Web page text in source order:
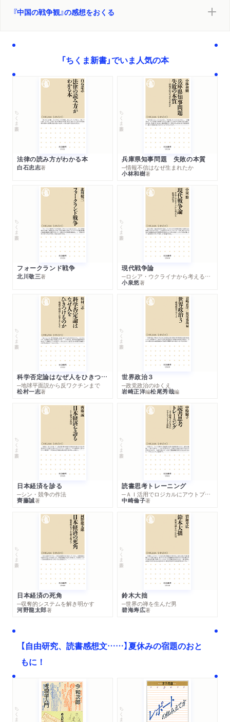
中国国民党と中国共産党／徴兵制をめぐる議論／民兵制をめぐ
軍権統一問題と満洲事変／孫文の平和論の問題点／国際社会へ
の期待と失望／「政権は銃口から生まれる」／国共内戦と長征／
兵役・軍事訓練とジェンダー／新生活運動と日本モデル／中華
３ 日中戦争とその影響
華北分離工作と国共内戦の停止／「平和」を掲げた開戦／日中戦
争の展開／重慶国民政府の徴兵政策／徴兵忌避の要因／第二次
世界大戦と中国／徴兵制の理念と現実／日中戦争中の中国共産
党／戦後に向けた動き／日中戦争がもたらしたもの第四章 東
第四章 東西冷戦と中ソ対立の下──毛沢東時代の中国
１ 東西冷戦と中国の軍事
国共内戦の再開／「軍隊の国家化」の困難／国共内戦の帰趨／共
産党はなぜ勝利したのか／東西冷戦と朝鮮戦争／社会の武装解
除／人民共和国初期の兵役政策／義務兵役制の開始／統治権力
の浸透／兵役負担の不均等／「平和」を掲げた外交
中ソ対立のはじまり／大躍進と軍事政策の急進化／対外関係の
悪化／文化大革命と人民解放軍／孤立する中国／米中接近への
転換／海洋権益への視線／毛沢東時代の兵士とジェンダー／毛
沢東時代の戦争観と平和観
第五章 現代世界のなかの中国──改革開放から大国化へ
１ 改革開放と中国の変容
文革の終結から改革開放へ／中越戦争と軍隊改革の開始／「反帝
識問題と天安門事件／西側との対立構図／軍人の地位低下／経
済的要因／一人っ子政策の影響
２ 中国の大国化とナショナリズムの問題
対外関係の調整／ナショナリズムの高まり／人民解放軍の専門
職化／対外協調から強硬路線へ／中国のリベラリストとナショ
ナリスト／ナショナリズムと兵役の距離／変容する人民解放軍
／人民解放軍と中国社会／改革開放がもたらしたもの
おわりに
「中国は平和を愛する」の起源／揺れ動く中国の戦争観
あとがき
関連年表
参考文献
『中国の戦争観』の感想をおくる
「ちくま新書」でいま人気の本
ちくま新書
法律の読み方がわかる本
白石忠志著
ちくま新書
兵庫県知事問題 失敗の本質
─情報不信はなぜ生まれたか
小林和樹著
ちくま新書
フォークランド戦争
北川敬三著
ちくま新書
現代戦争論
─ロシア・ウクライナから考える世界の行方
小泉悠著
ちくま新書
科学否定論はなぜ人をひきつけるのか
─地球平面説から反ワクチンまで
松村一志著
ちくま新書
世界政治３
─政党政治のゆくえ
岩崎正洋編松尾秀哉編
ちくま新書
日本経済を診る
─シン・競争の作法
齊藤誠著
ちくま新書
読書思考トレーニング
─ＡＩ活用でロジカルにアウトプットする技法
中崎倫子著
ちくま新書
日本経済の死角
─収奪的システムを解き明かす
河野龍太郎著
ちくま新書
鈴木大拙
─世界の禅を生んだ男
碧海寿広著
【自由研究、読書感想文……】夏休みの宿題のおと
もに！
ちくま文庫 ちくま学芸文庫